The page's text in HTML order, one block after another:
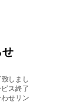
しまし
ス終了
せリン